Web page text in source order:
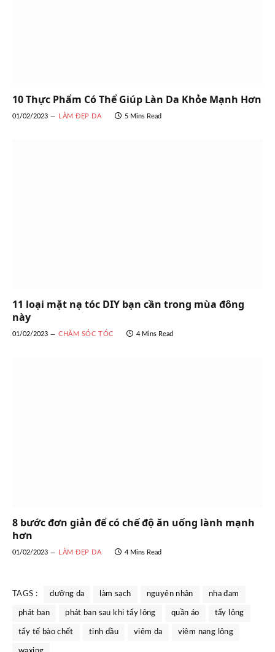
10 Thực Phẩm Có Thể Giúp Làn Da Khỏe Mạnh Hơn
01/02/2023 LÀM ĐẸP DA 5 Mins Read
11 loại mặt nạ tóc DIY bạn cần trong mùa đông
này
01/02/2023 CHĂM SÓC TÓC 4 Mins Read
8 bước đơn giản để có chế độ ăn uống lành mạnh
hơn
01/02/2023 LÀM ĐẸP DA 4 Mins Read
TAGS : dưỡng da làm sạch nguyên nhân nha đam
phát ban phát ban sau khi tẩy lông quần áo tẩy lông
tẩy tế bào chết tinh dầu viêm da viêm nang lông